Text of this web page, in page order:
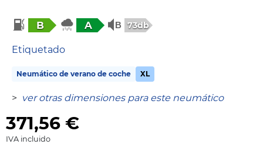
B A 73db
Etiquetado
Neumático de verano de coche XL
> ver otras dimensiones para este neumático
371,56 €
IVA incluido